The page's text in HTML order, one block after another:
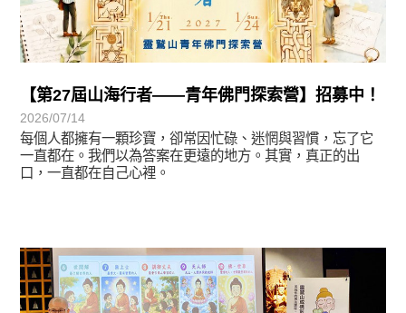
【第27屆山海行者——青年佛門探索營】招募中！
2026/07/14
每個人都擁有一顆珍寶，卻常因忙碌、迷惘與習慣，忘了它
一直都在。我們以為答案在更遠的地方。其實，真正的出
口，一直都在自己心裡。